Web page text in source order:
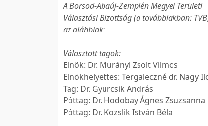
A Borsod-Abaúj-Zemplén Megyei Területi
Választási Bizottság (a továbbiakban:
az alábbiak:
Választott tagok:
Elnök: Dr. Murányi Zsolt Vilmos
Elnökhelyettes: Tergaleczné dr. Nagy
Tag: Dr. Gyurcsik András
Póttag: Dr. Hodobay Ágnes Zsuzsanna
Póttag: Dr. Kozslik István Béla